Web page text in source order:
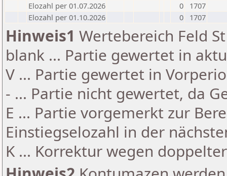
Elozahl per 01.07.2026
0
1707
Elozahl per 01.10.2026
0 1707
Hinweis1 Wertebereich Feld
blank ... Partie gewertet in
V ... Partie gewertet in
- ... Partie nicht gewertet, da
E ... Partie vorgemerkt zur
Einstiegselozahl in der
K ... Korrektur wegen